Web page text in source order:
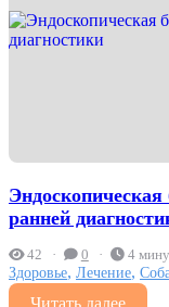
ранней
42 0 4
Здоровье, Лечение,